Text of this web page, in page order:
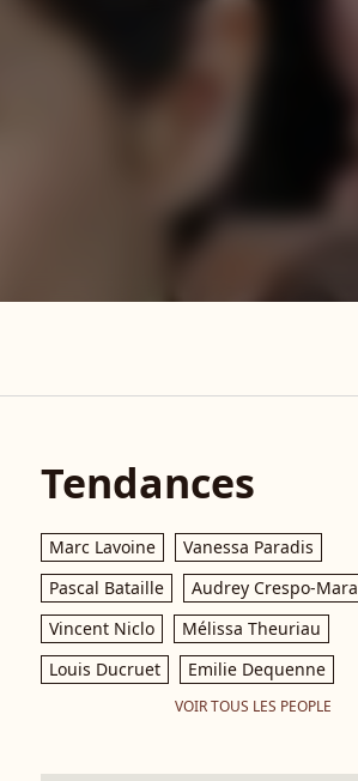
Tendances
Marc Lavoine
Vanessa Paradis
Pascal Bataille
Audrey Crespo-Mara
Vincent Niclo
Mélissa Theuriau
Louis Ducruet
Emilie Dequenne
VOIR TOUS LES PEOPLE